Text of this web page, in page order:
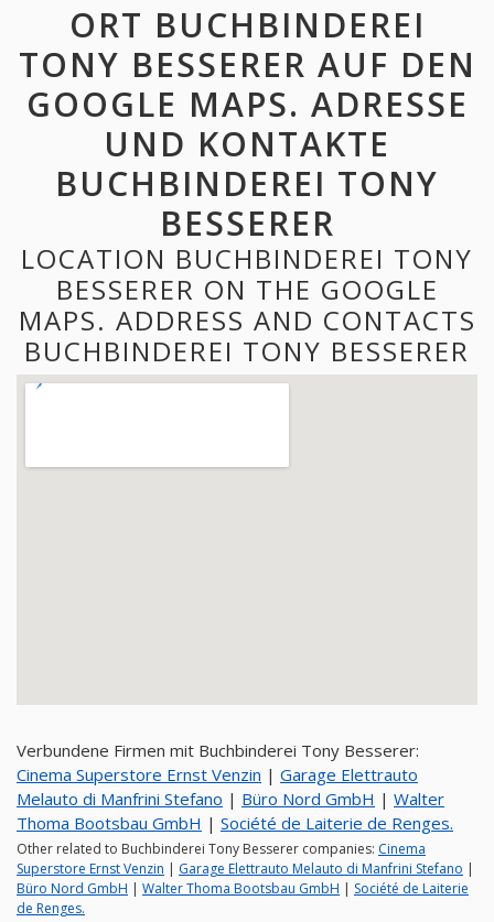
ORT BUCHBINDEREI
TONY BESSERER AUF DEN
GOOGLE MAPS. ADRESSE
UND KONTAKTE
BUCHBINDEREI TONY
BESSERER
LOCATION BUCHBINDEREI TONY
BESSERER ON THE GOOGLE
MAPS. ADDRESS AND CONTACTS
BUCHBINDEREI TONY BESSERER
Verbundene Firmen mit Buchbinderei Tony Besserer:
Cinema Superstore Ernst Venzin | Garage Elettrauto
Melauto di Manfrini Stefano | Büro Nord GmbH | Walter
Thoma Bootsbau GmbH | Société de Laiterie de Renges.
Other related to Buchbinderei Tony Besserer companies: Cinema
Superstore Ernst Venzin | Garage Elettrauto Melauto di Manfrini Stefano |
Büro Nord GmbH | Walter Thoma Bootsbau GmbH | Société de Laiterie
de Renges.